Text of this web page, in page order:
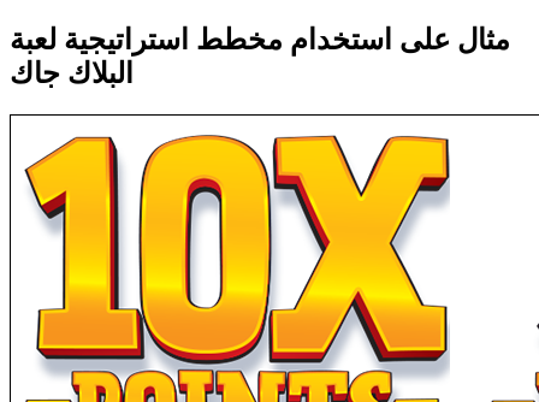
مثال على استخدام مخطط استراتيجية لعبة
البلاك جاك